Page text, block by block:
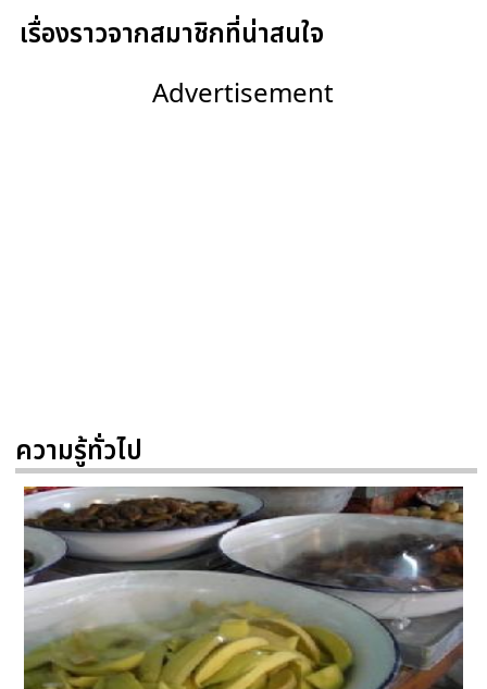
เรื่องราวจากสมาชิกที่น่าสนใจ
Advertisement
ความรู้ทั่วไป